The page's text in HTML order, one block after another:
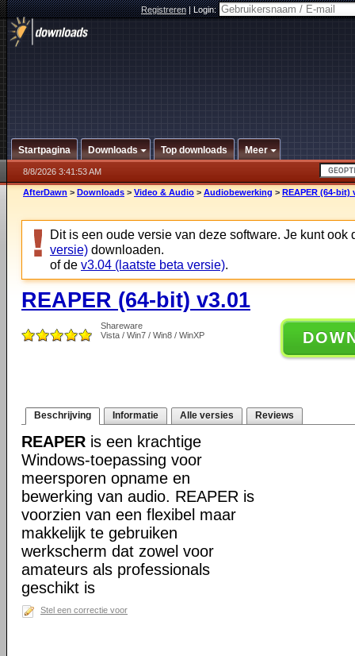
Registreren|Login:
Startpagina Downloads Top downloads Meer
8/8/2026 3:41:53 AM
AfterDawn > Downloads > Video & Audio > Audiobewerking > REAPER (64-bit)
Dit is een oude versie van deze software. Je kunt ook
versie) downloaden.
of de v3.04 (laatste beta versie).
REAPER (64-bit) v3.01
Shareware
Vista / Win7 / Win8 / WinXP
Beschrijving Informatie Alle versies Reviews
REAPER is een krachtige
Windows-toepassing voor
meersporen opname en
bewerking van audio. REAPER is
voorzien van een flexibel maar
makkelijk te gebruiken
werkscherm dat zowel voor
amateurs als professionals
geschikt is
Stel een correctie voor